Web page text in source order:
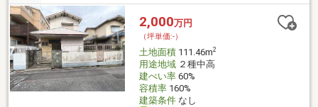
2,000万円
（坪単価:-）
土地面積111.46m2
用途地域２種中高
建ぺい率60%
容積率160%
建築条件なし